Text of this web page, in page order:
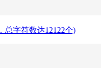
总字符数达12122个)